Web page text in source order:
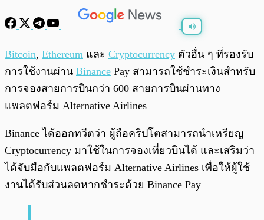
/
Bitcoin, Ethereum และ Cryptocurrency ตัวอื่น ๆ ที่รองรับ
การใช้งานผ่าน Binance Pay สามารถใช้ชำระเงินสำหรับ
การจองสายการบินกว่า 600 สายการบินผ่านทาง
แพลตฟอร์ม Alternative Airlines
Binance ได้ออกทวีตว่า ผู้ถือคริปโตสามารถนำเหรียญ
Cryptocurrency มาใช้ในการจองเที่ยวบินได้ และเสริมว่า
ได้จับมือกับแพลตฟอร์ม Alternative Airlines เพื่อให้ผู้ใช้
งานได้รับส่วนลดหากชำระด้วย Binance Pay